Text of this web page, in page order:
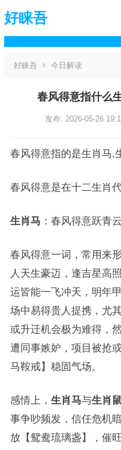
好睐吾
好睐吾 今日解读
春风得意指什么
发布: 2026-05-26
春风得意指的是生肖马,
春风得意是在十二生肖
生肖马 ：春风得意跃青云
春风得意一词，常用来
人天生豪迈，逢吉星高
运皆能一飞冲天，明年
场中易得贵人提携，尤
或升迁机会极为难得，
遭同事嫉妒，项目被抢
马鞍戒】稳固气场。
感情上， 生肖马与生肖
事争吵频发，信任危机
放【鸳鸯琉璃盏】，催